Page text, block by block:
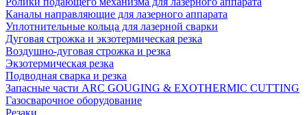
Каналы направляющие для лазерного аппарата
Уплотнительные кольца для лазерной сварки
Дуговая строжка и экзотермическая резка
Воздушно-дуговая строжка и резка
Экзотермическая резка
Подводная сварка и резка
Запасные части ARC GOUGING & EXOTHERMIC CUTTING
Газосварочное оборудование
Резаки